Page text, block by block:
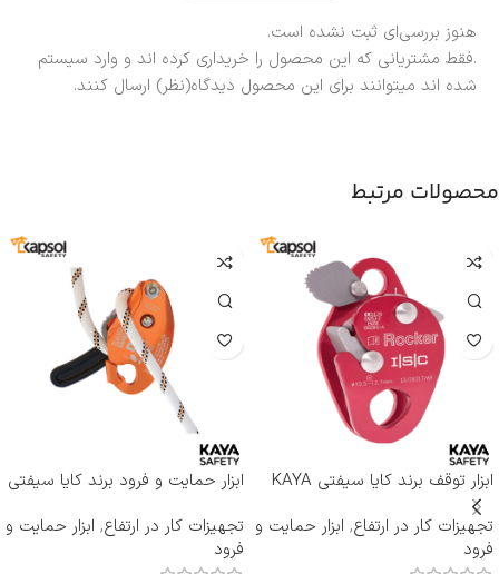
هنوز بررسی‌ای ثبت نشده است.
.فقط مشتریانی که این محصول را خریداری کرده اند و وارد سیستم
شده اند میتوانند برای این محصول دیدگاه(نظر) ارسال کنند.
محصولات مرتبط
ابزار توقف برند کایا سیفتی KAYA
SAFETY مدل RP-500 ROCKER
تجهیزات کار در ارتفاع, ابزار حمایت و
فرود
ابزار حمایت و فرود برند کایا سیفتی
تجهیزات کار در ارتفاع, ابزار حمایت و
فرود